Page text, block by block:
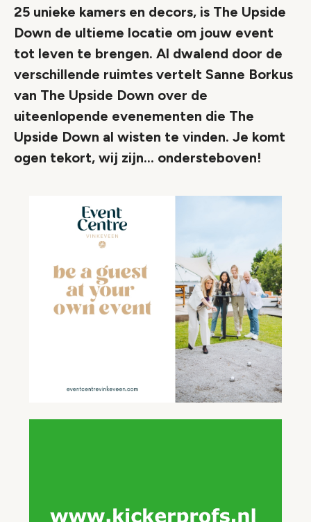
25 unieke kamers en decors, is The Upside
Down de ultieme locatie om jouw event
tot leven te brengen. Al dwalend door de
verschillende ruimtes vertelt Sanne Borkus
van The Upside Down over de
uiteenlopende evenementen die The
Upside Down al wisten te vinden. Je komt
ogen tekort, wij zijn… ondersteboven!